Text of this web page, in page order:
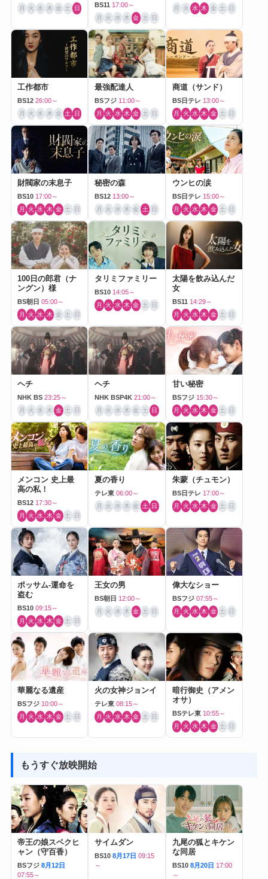
月 火 水 木 金 土 日 BS11 17:00～
月 火 水 木 金 土 日
月 火 水 木 金 土 日
工作都市
BS12 26:00～
月 火 水 木 金 土 日
最強配達人
BSフジ 11:00～
月 火 水 木 金 土 日
商道（サンド）
BS日テレ 13:00～
月 火 水 木 金 土 日
財閥家の末息子
BS10 17:00～
月 火 水 木 金 土 日
秘密の森
BS12 13:00～
月 火 水 木 金 土 日
ウンヒの涙
BS日テレ 15:00～
月 火 水 木 金 土 日
100日の郎君（ナ
ングン）様
BS朝日 05:00～
月 火 水 木 金 土 日
タリミファミリー
BS10 14:05～
月 火 水 木 金 土 日
太陽を飲み込んだ
女
BS11 14:29～
月 火 水 木 金 土 日
ヘチ
NHK BS 23:25～
月 火 水 木 金 土 日
ヘチ
NHK BSP4K 21:00～
月 火 水 木 金 土 日
甘い秘密
BSフジ 15:30～
月 火 水 木 金 土 日
メンコン 史上最
高の私！
BS12 17:30～
月 火 水 木 金 土 日
夏の香り
テレ東 06:00～
月 火 水 木 金 土 日
朱蒙（チュモン）
BS日テレ 17:00～
月 火 水 木 金 土 日
ポッサム-運命を
盗む
BS10 09:15～
月 火 水 木 金 土 日
王女の男
BS朝日 12:00～
月 火 水 木 金 土 日
偉大なショー
BSフジ 07:55～
月 火 水 木 金 土 日
華麗なる遺産
BSフジ 10:00～
月 火 水 木 金 土 日
火の女神ジョンイ
テレ東 08:15～
月 火 水 木 金 土 日
暗行御史（アメン
オサ）
BSテレ東 10:55～
月 火 水 木 金 土 日
もうすぐ放映開始
帝王の娘スベクヒ
ャン（守百香）
BSフジ 8月12日
07:55～
サイムダン
BS10 8月17日 09:15
～
九尾の狐とキケン
な同居
BS10 8月20日 17:00
～